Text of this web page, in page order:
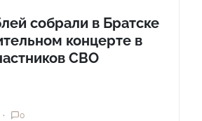
собрали в Братске
концерте в
СВО
0